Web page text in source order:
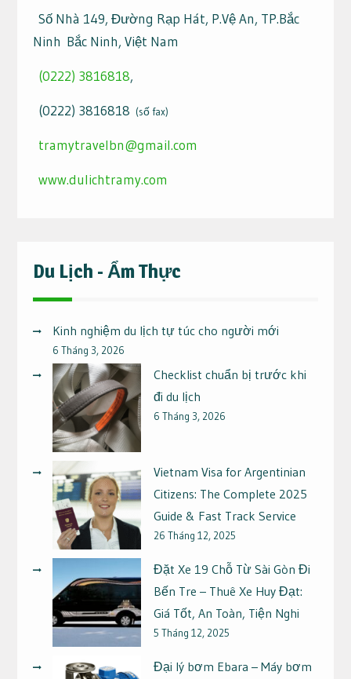
Số Nhà 149, Đường Rạp Hát, P.Vệ An, TP.Bắc
Ninh Bắc Ninh, Việt Nam
(0222) 3816818,
(0222) 3816818 (số fax)
tramytravelbn@gmail.com
www.dulichtramy.com
Du Lịch - Ẩm Thực
Kinh nghiệm du lịch tự túc cho người mới
6 Tháng 3, 2026
Checklist chuẩn bị trước khi
đi du lịch
6 Tháng 3, 2026
Vietnam Visa for Argentinian
Citizens: The Complete 2025
Guide & Fast Track Service
26 Tháng 12, 2025
Đặt Xe 19 Chỗ Từ Sài Gòn Đi
Bến Tre – Thuê Xe Huy Đạt:
Giá Tốt, An Toàn, Tiện Nghi
5 Tháng 12, 2025
Đại lý bơm Ebara – Máy bơm